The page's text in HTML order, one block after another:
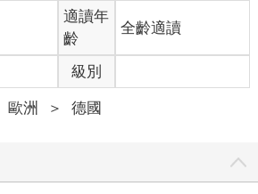
畔有許多沙灘酒吧，例如牙買加風情的
上的Strandbar Mitte、還有河邊的聚會
Pampa都是舒服閒適，能讓人好
岸沙灘。而喜歡安靜的朋友，最好買一
森林公園如各個Volkspark、Tiergarten裡
湖裡，躺一下午，聽樹葉的沙沙聲，看
及水質氣候，多偏酸。當紅的Pale Ale精
適讀年
齡
全齡適讀
級別
歐洲 ＞ 德國